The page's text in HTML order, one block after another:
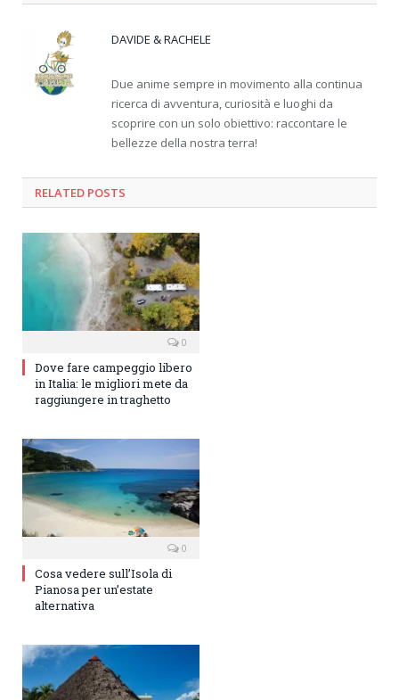
DAVIDE & RACHELE
Due anime sempre in movimento alla continua
ricerca di avventura, curiosità e luoghi da
scoprire con un solo obiettivo: raccontare le
bellezze della nostra terra!
RELATED POSTS
0
Dove fare campeggio libero
in Italia: le migliori mete da
raggiungere in traghetto
0
Cosa vedere sull’Isola di
Pianosa per un’estate
alternativa